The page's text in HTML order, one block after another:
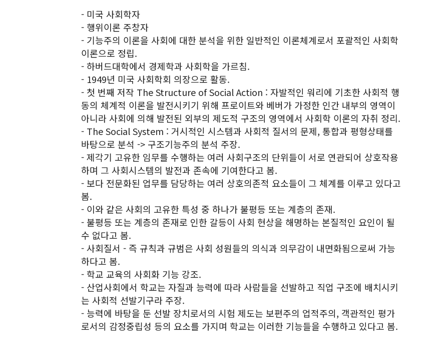
- 미국 사회학자
- 행위이론 주창자
- 기능주의 이론을 사회에 대한 분석을 위한 일반적인 이론체계로서 포괄적인 사회학
이론으로 정립.
- 하버드대학에서 경제학과 사회학을 가르침.
- 1949년 미국 사회학회 의장으로 활동.
- 첫 번째 저작 The Structure of Social Action : 자발적인 워리에 기초한 사회적 행
동의 체계적 이론을 발전시키기 위해 프로이트와 베버가 가정한 인간 내부의 영역이
아니라 사회에 의해 발전된 외부의 제도적 구조의 영역에서 사회학 이론의 자취 정리.
- The Social System : 거시적인 시스템과 사회적 질서의 문제, 통합과 평형상태를
바탕으로 분석 -> 구조기능주의 분석 주장.
- 제각기 고유한 임무를 수행하는 여러 사회구조의 단위들이 서로 연관되어 상호작용
하며 그 사회시스템의 발전과 존속에 기여한다고 봄.
- 보다 전문화된 업무를 담당하는 여러 상호의존적 요소들이 그 체계를 이루고 있다고
봄.
- 이와 같은 사회의 고유한 특성 중 하나가 불평등 또는 계층의 존재.
- 불평등 또는 계층의 존재로 인한 갈등이 사회 현상을 해명하는 본질적인 요인이 될
수 없다고 봄.
- 사회질서 - 즉 규칙과 규범은 사회 성원들의 의식과 의무감이 내면화됨으로써 가능
하다고 봄.
- 학교 교육의 사회화 기능 강조.
- 산업사회에서 학교는 자질과 능력에 따라 사람들을 선발하고 직업 구조에 배치시키
는 사회적 선발기구라 주장.
- 능력에 바탕을 둔 선발 장치로서의 시험 제도는 보편주의 업적주의, 객관적인 평가
로서의 감정중립성 등의 요소를 가지며 학교는 이러한 기능들을 수행하고 있다고 봄.